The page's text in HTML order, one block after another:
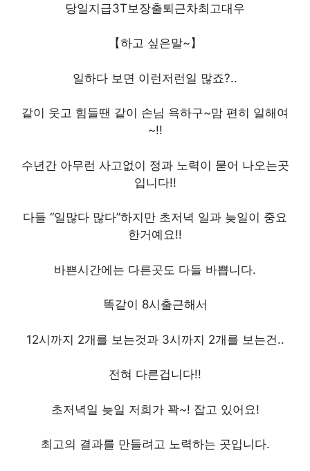
당일지급3T보장출퇴근차최고대우
【하고 싶은말~】
일하다 보면 이런저런일 많죠?..
같이 웃고 힘들땐 같이 손님 욕하구~맘 편히 일해여
~!!
수년간 아무런 사고없이 정과 노력이 묻어 나오는곳
입니다!!
다들 “일많다 많다”하지만 초저녁 일과 늦일이 중요
한거예요!!
바쁜시간에는 다른곳도 다들 바쁩니다.
똑같이 8시출근해서
12시까지 2개를 보는것과 3시까지 2개를 보는건..
전혀 다른겁니다!!
초저녁일 늦일 저희가 꽉~! 잡고 있어요!
최고의 결과를 만들려고 노력하는 곳입니다.